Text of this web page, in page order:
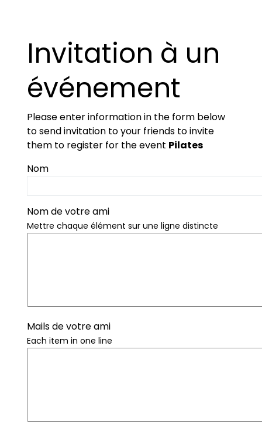
Invitation à un
événement
Please enter information in the form below
to send invitation to your friends to invite
them to register for the event Pilates
Nom
Nom de votre ami
Mettre chaque élément sur une ligne distincte
Mails de votre ami
Each item in one line